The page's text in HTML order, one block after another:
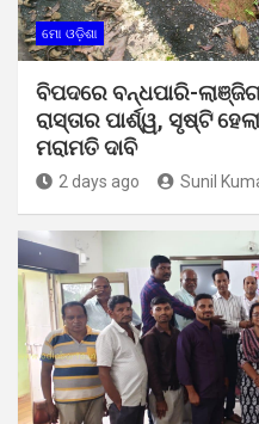
ମୋ ଓଡ଼ିଶା
ବିପଦରେ ବନ୍ଧପାରି-
ରାସ୍ତାର ପାର୍ଶ୍ୱ, ସୃଷ୍ଟି
ମରାମତି ଦାବି
2 days ago Sunil